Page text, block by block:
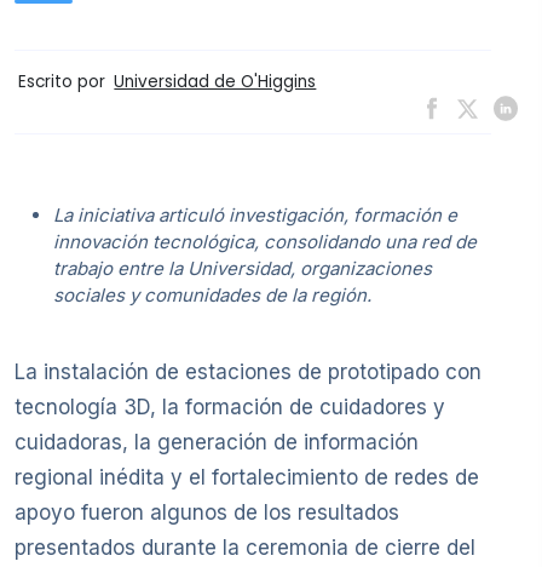
Escrito por Universidad de O'Higgins
La iniciativa articuló investigación, formación e
innovación tecnológica, consolidando una red de
trabajo entre la Universidad, organizaciones
sociales y comunidades de la región.
La instalación de estaciones de prototipado con
tecnología 3D, la formación de cuidadores y
cuidadoras, la generación de información
regional inédita y el fortalecimiento de redes de
apoyo fueron algunos de los resultados
presentados durante la ceremonia de cierre del